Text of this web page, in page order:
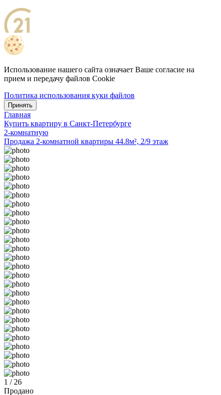
Использование нашего сайта означает Ваше согласие на
прием и передачу файлов Cookie
Политика использования куки файлов
Принять
Главная
Купить квартиру в Санкт-Петербурге
2-комнатную
Продажа 2-комнатной квартиры 44.8м², 2/9 этаж
1 / 26
Продано